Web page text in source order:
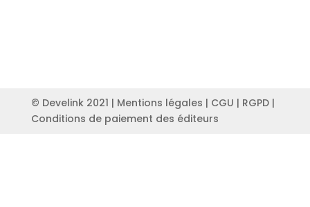
© Develink 2021 | Mentions légales | CGU | RGPD|
Conditions de paiement des éditeurs